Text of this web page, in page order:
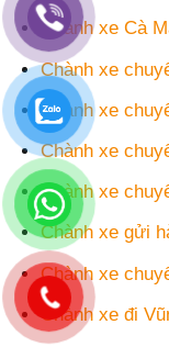
Chành xe Cà
Chành xe
Chành xe
Chành xe
Chành xe
Chành xe gửi
Chành xe
Chành xe đi